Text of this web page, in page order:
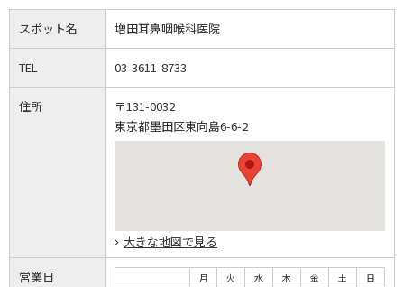
スポット名 増田耳鼻咽喉科医院
TEL 03-3611-8733
住所
〒131-0032
東京都墨田区東向島6-6-2
大きな地図で見る
営業日 月 火 水 木 金 土
日